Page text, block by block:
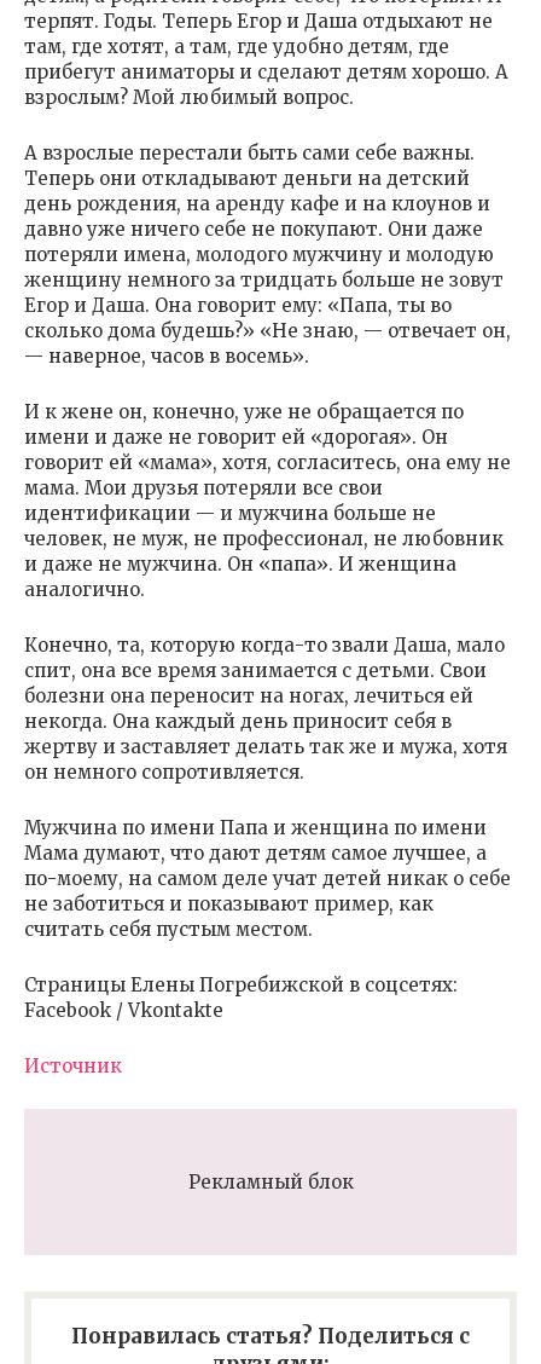
терпят. Годы. Теперь Егор и Даша отдыхают не
там, где хотят, а там, где удобно детям, где
прибегут аниматоры и сделают детям хорошо. А
взрослым? Мой любимый вопрос.
А взрослые перестали быть сами себе важны.
Теперь они откладывают деньги на детский
день рождения, на аренду кафе и на клоунов и
давно уже ничего себе не покупают. Они даже
потеряли имена, молодого мужчину и молодую
женщину немного за тридцать больше не зовут
Егор и Даша. Она говорит ему: «Папа, ты во
сколько дома будешь?» «Не знаю, — отвечает он,
— наверное, часов в восемь».
И к жене он, конечно, уже не обращается по
имени и даже не говорит ей «дорогая». Он
говорит ей «мама», хотя, согласитесь, она ему не
мама. Мои друзья потеряли все свои
идентификации — и мужчина больше не
человек, не муж, не профессионал, не любовник
и даже не мужчина. Он «папа». И женщина
аналогично.
Конечно, та, которую когда-то звали Даша, мало
спит, она все время занимается с детьми. Свои
болезни она переносит на ногах, лечиться ей
некогда. Она каждый день приносит себя в
жертву и заставляет делать так же и мужа, хотя
он немного сопротивляется.
Мужчина по имени Папа и женщина по имени
Мама думают, что дают детям самое лучшее, а
по-моему, на самом деле учат детей никак о себе
не заботиться и показывают пример, как
считать себя пустым местом.
Страницы Елены Погребижской в соцсетях:
Facebook / Vkontakte
Источник
Рекламный блок
Понравилась статья? Поделиться с